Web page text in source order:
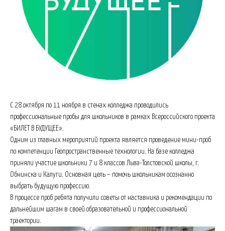
С 28 октября по 11 ноября в стенах колледжа проводились
профессиональные пробы для школьников в рамках Всероссийского проекта
«БИЛЕТ В БУДУЩЕЕ».
Одним из главных мероприятий проекта является проведение мини-проб
по компетенции Геопространственные технологии. На базе колледжа
приняли участие школьники 7 и 8 классов Льва-Толстовской школы, г.
Обнинска и Калуги. Основная цель – помочь школьникам осознанно
выбрать будущую профессию.
В процессе проб ребята получили советы от наставника и рекомендации по
дальнейшим шагам в своей образовательной и профессиональной
траектории.